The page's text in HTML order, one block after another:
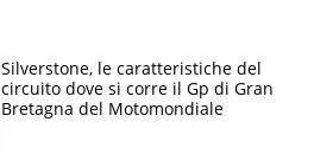
Silverstone, le caratteristiche del
circuito dove si corre il Gp di Gran
Bretagna del Motomondiale